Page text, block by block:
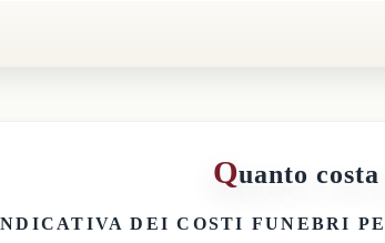
Quanto
DEICOSTI FUNEBRI